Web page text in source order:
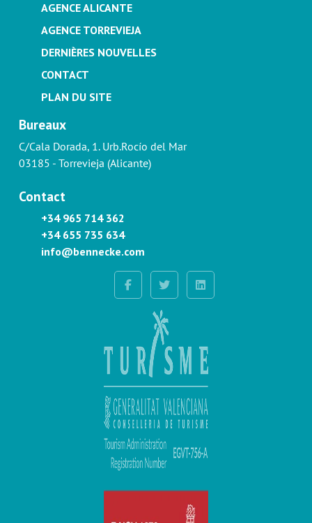
AGENCE ALICANTE
AGENCE TORREVIEJA
DERNIÈRES NOUVELLES
CONTACT
PLAN DU SITE
Bureaux
C/Cala Dorada, 1. Urb.Rocío del Mar
03185 - Torrevieja (Alicante)
Contact
+34 965 714 362
+34 655 735 634
info@bennecke.com